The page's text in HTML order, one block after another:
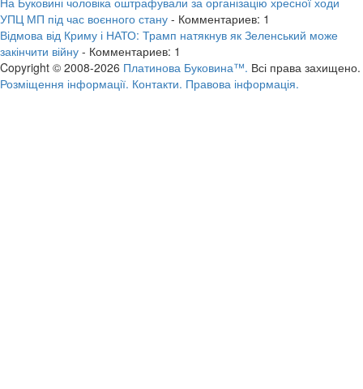
УПЦ МП під час воєнного стану - Комментариев: 1
Відмова від Криму і НАТО: Трамп натякнув як Зеленський може
закінчити війну - Комментариев: 1
Copyright © 2008-2026 Платинова Буковина™. Всі права захищено.
Розміщення інформації. Контакти. Правова інформація.